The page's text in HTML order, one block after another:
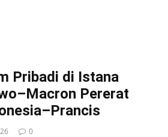
Pribadi di Istana
Pererat
0